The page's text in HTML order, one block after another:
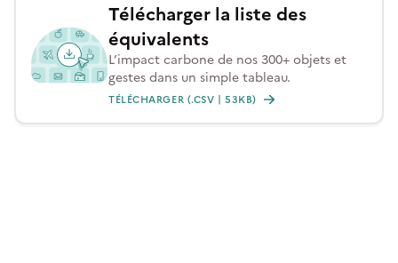
Télécharger la liste des
équivalents
L’impact carbone de nos 300+ objets et
gestes dans un simple tableau.
TÉLÉCHARGER (.CSV | 53KB)